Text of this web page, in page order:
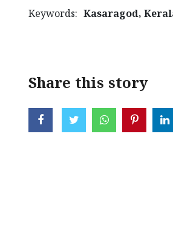
Keywords: Kasaragod,
Share this story